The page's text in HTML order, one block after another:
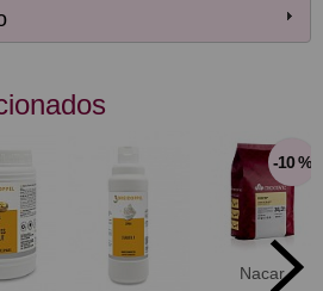
-10 %
Nacar